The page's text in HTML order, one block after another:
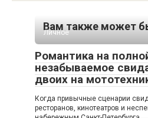
Вам также может
Личное
Романтика на
незабываемое
двоих на
Когда привычные сценарии
ресторанов, кинотеатров и